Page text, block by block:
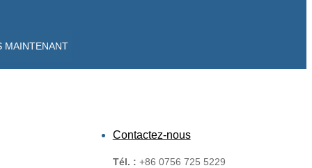
MAINTENANT
Contactez-nous
Tél. : +86 0756 725 5229